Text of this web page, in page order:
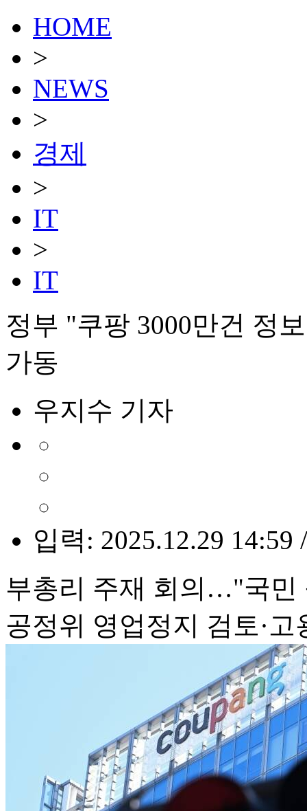
HOME
>
NEWS
>
경제
>
IT
>
IT
정부 "쿠팡 3000만건 정
가동
우지수 기자
입력: 2025.12.29 14:59
부총리 주재 회의…"국민
공정위 영업정지 검토·